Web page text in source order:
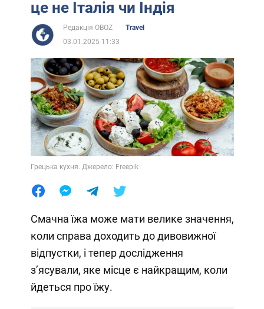
це не Італія чи Індія
Редакція OBOZ
Travel
03.01.2025 11:33
Грецька кухня. Джерело: Freepik
Смачна їжа може мати велике значення,
коли справа доходить до дивовижної
відпустки, і тепер дослідження
з’ясували, яке місце є найкращим, коли
йдеться про їжу.